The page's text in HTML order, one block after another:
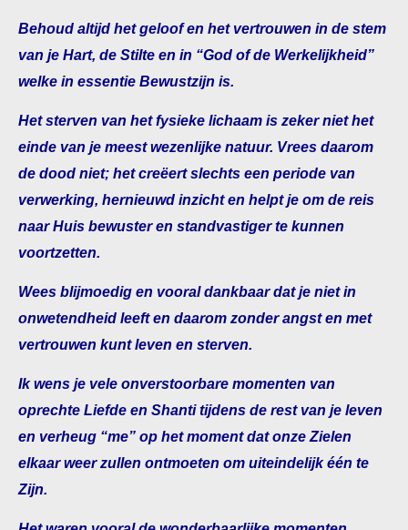
Behoud altijd het geloof en het vertrouwen in de stem
van je Hart, de Stilte en in “God of de Werkelijkheid”
welke in essentie Bewustzijn is.
Het sterven van het fysieke lichaam is zeker niet het
einde van je meest wezenlijke natuur. Vrees daarom
de dood niet; het creëert slechts een periode van
verwerking, hernieuwd inzicht en helpt je om de reis
naar Huis bewuster en standvastiger te kunnen
voortzetten.
Wees blijmoedig en vooral dankbaar dat je niet in
onwetendheid leeft en daarom zonder angst en met
vertrouwen kunt leven en sterven.
Ik wens je vele onverstoorbare momenten van
oprechte Liefde en Shanti tijdens de rest van je leven
en verheug “me” op het moment dat onze Zielen
elkaar weer zullen ontmoeten om uiteindelijk één te
Zijn.